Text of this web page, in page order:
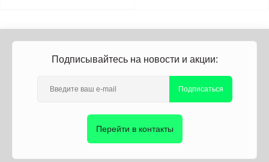
Подписывайтесь на новости и акции:
Подписаться
Перейти в контакты